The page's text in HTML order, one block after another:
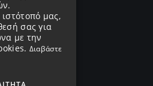
μας,
σας για
με την
Διαβάστε